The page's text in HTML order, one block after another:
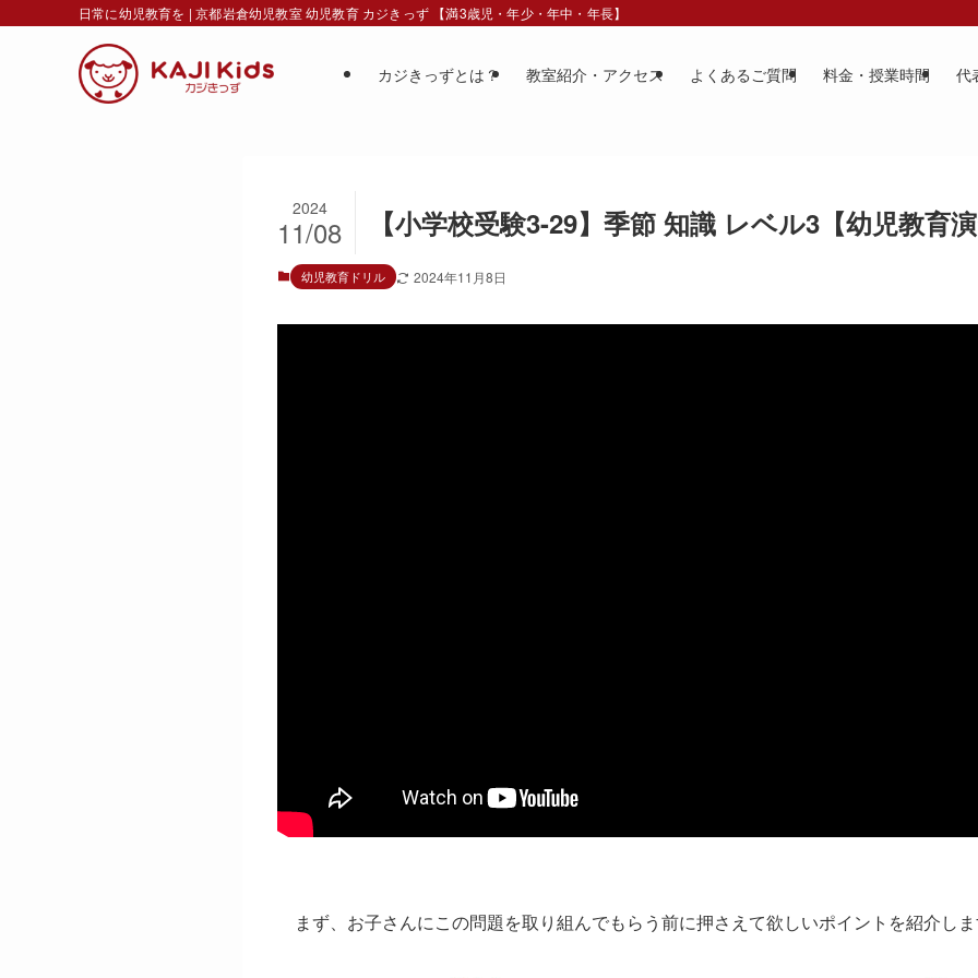
日常に幼児教育を | 京都岩倉幼児教室 幼児教育 カジきっず 【満3歳児・年少・年中・年長】
カジきっずとは？ 教室紹介・アクセス よくあるご質問 料金・授業時間 代
【小学校受験3-29】季節 知識 レベル3【幼児教育
2024
11/08
幼児教育ドリル 2024年11月8日
まず、お子さんにこの問題を取り組んでもらう前に押さえて欲しいポイントを紹介し